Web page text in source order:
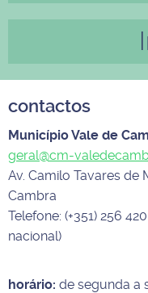
contactos
Município Vale de
geral@cm-
Av. Camilo Tavares de
Cambra
Telefone: (+351) 256
nacional)
horário: de segunda a